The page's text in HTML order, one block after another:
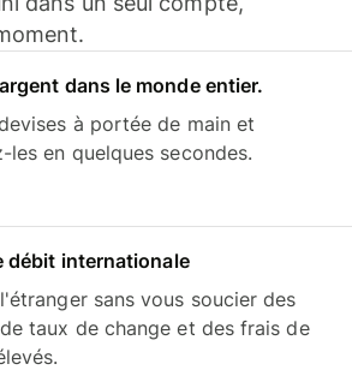
dans le monde entier.
à portée de main et
les en quelques secondes.
débit internationale
sans vous soucier des
taux de change et des frais de